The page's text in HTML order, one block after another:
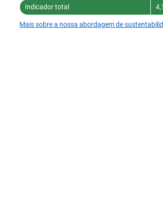
Indicador total 4,1
Mais sobre a nossa abordagem de